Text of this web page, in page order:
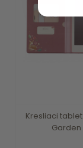
Kresliaci tablet
Garden